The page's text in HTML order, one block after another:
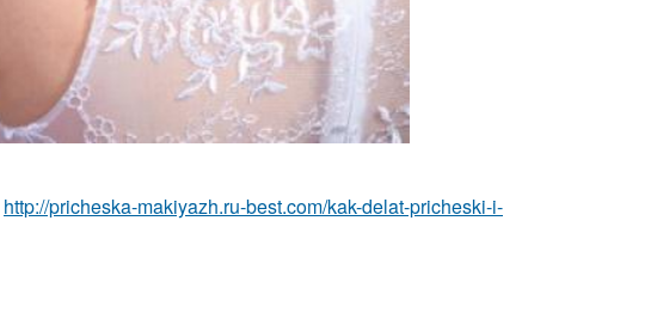
http://pricheska-makiyazh.ru-best.com/kak-delat-pricheski-i-